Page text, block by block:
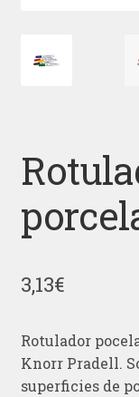
3,13€
Rotulador
Knorr Pradell.
superficies de